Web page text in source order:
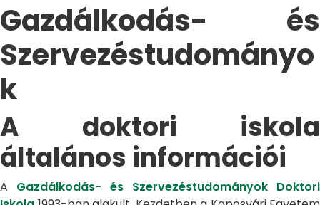
Gazdálkodás- és
Szervezéstudományo
k
A doktori iskola
általános információi
A Gazdálkodás- és Szervezéstudományok Doktori